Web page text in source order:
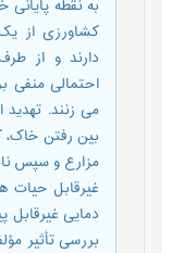
به نقطه
کشاورزی از
دارند و از
احتمالی منفی
می زنند. تهدید
بین رفتن خاک،
مزارع و سپس
غیرقابل حیات
دمایی غیرقابل
بررسی تأثیر